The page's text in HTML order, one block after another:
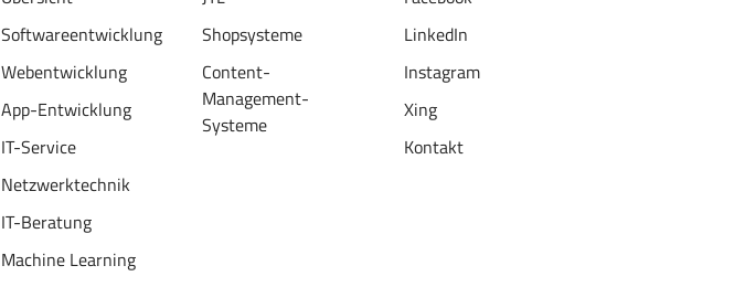
Softwareentwicklung
Webentwicklung
App-Entwicklung
IT-Service
Netzwerktechnik
IT-Beratung
Machine Learning
Shopsysteme
Content-
Management-
Systeme
LinkedIn
Instagram
Xing
Kontakt